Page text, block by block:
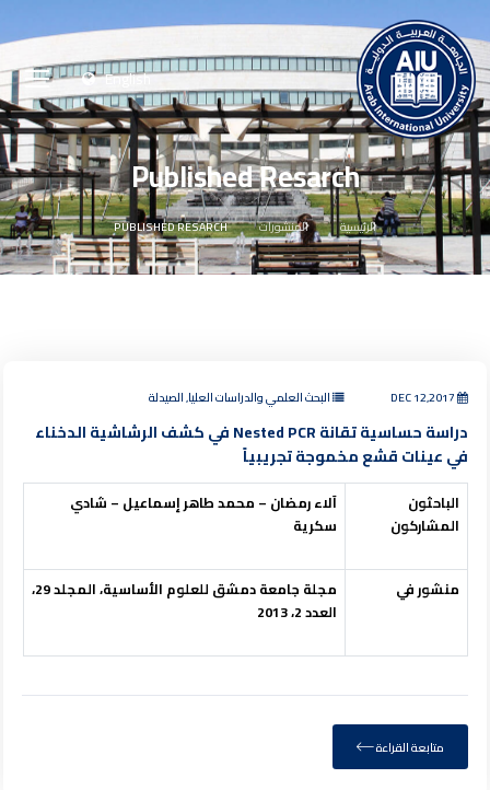
English
Published Resarch
الرئيسية المنشورات PUBLISHED RESARCH
البحث العلمي والدراسات العليا, الصيدلة
دراسة حساسية تقانة Nested PCR في كشف الرشاشية الدخناء
في عينات قشع مخموجة تجريبياً
الباحثون
المشاركون
آلاء رمضان – محمد طاهر إسماعيل – شادي
سكرية
منشور في مجلة جامعة دمشق للعلوم الأساسية،المجلد 29،
العدد 2،
2013
متابعة القراءة